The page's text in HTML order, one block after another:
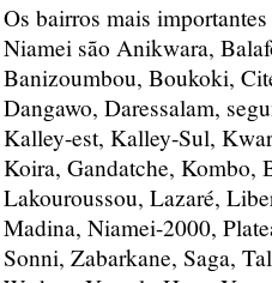
Os bairros mais
Niamei são Anikwara,
Banizoumbou, Boukoki,
Dangawo, Daressalam,
Kalley-est, Kalley-Sul,
Koira, Gandatche, Kombo,
Lakouroussou, Lazaré,
Madina, Niamei-2000,
Sonni, Zabarkane, Saga,